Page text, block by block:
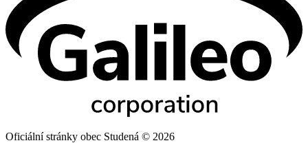
Oficiální stránky obec Studená © 2026